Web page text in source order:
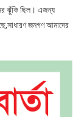
ঝুঁকি ছিল। এজন্য
জনগণ আমাদের